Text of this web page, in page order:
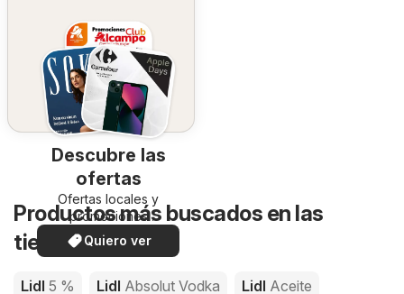
Descubre las
ofertas
Ofertas locales y
promociones
especiales.
Quiero ver
Productos más buscados en las
tiendas de Lidl
Lidl 5 % Lidl Absolut Vodka Lidl Aceite